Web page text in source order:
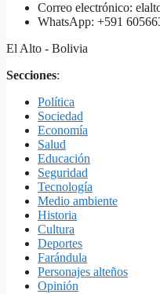
Correo electrónico:
WhatsApp: +591
El Alto - Bolivia
Secciones:
Política
Sociedad
Economía
Salud
Educación
Seguridad
Tecnología
Medio ambiente
Historia
Cultura
Deportes
Farándula
Personajes alteños
Opinión